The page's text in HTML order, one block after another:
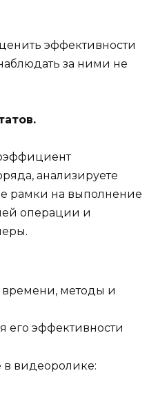
эффективности
за ними не
анализируете
рамки на выполнение
операции и
времени, методы и
его эффективности
в видеоролике: